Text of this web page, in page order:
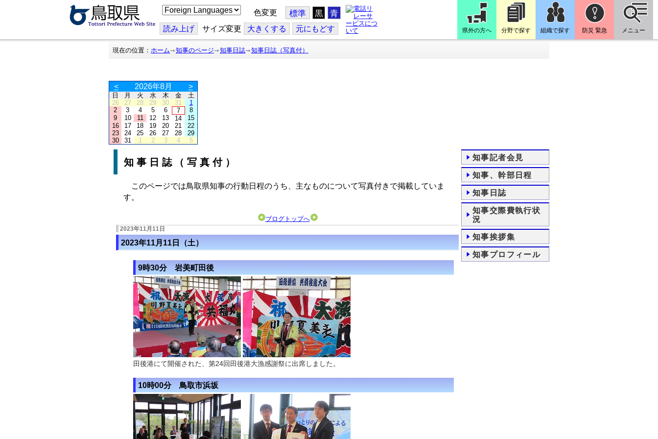
こ
の
ジ
を
翻
色変更 標準 黒 青
読み上げ サイズ変更 大きくする 元にもどす 県外の方へ 分野で探す 組織で探す 防災 緊急 メニュー
現在の位置： ホーム 知事のページ 知事日誌 知事日誌（写真付）
< 2026年8月 >
日 月 火 水 木 金
土
26
27 28 29 30 31
1
2
3 4 5 6 7
8
9
10 11 12 13 14
15
16
17 18 19 20 21
22
23
24 25 26 27 28
29
30
31 1 2 3 4 5
知事日誌（写真付）
このページでは鳥取県知事の行動日程のうち、主なものについて写真付きで掲載していま
す。
ブログトップへ
2023年11月11日
2023年11月11日（土）
9時30分 岩美町田後
田後港にて開催された、第24回田後港大漁感謝祭に出席しました。
10時00分 鳥取市浜坂
知事記者会見
知事、幹部日程
知事日誌
知事交際費執行状
況
知事挨拶集
知事プロフィール